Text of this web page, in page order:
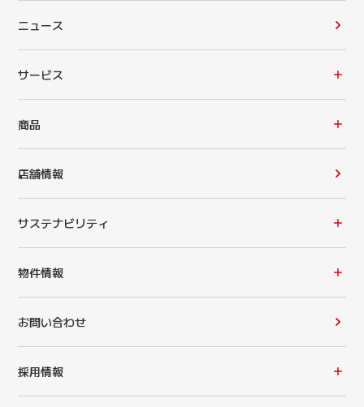
ニュース
サービス
商品
店舗情報
サステナビリティ
物件情報
お問い合わせ
採用情報